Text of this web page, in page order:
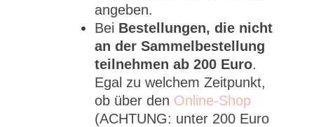
angeben.
Bei Bestellungen, die nicht
an der Sammelbestellung
teilnehmen ab 200 Euro.
Egal zu welchem Zeitpunkt,
ob über den Online-Shop
(ACHTUNG: unter 200 Euro